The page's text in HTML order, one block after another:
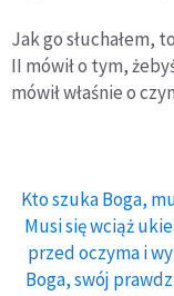
Jak go słuchałem,
II mówił o tym,
mówił właśnie o
Kto szuka Boga,
Musi się wciąż
przed oczyma i
Boga, swój